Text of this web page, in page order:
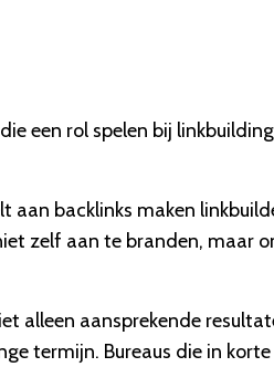
een rol spelen bij
aan backlinks maken
zelf aan te branden, maar
alleen aansprekende
termijn. Bureaus die in